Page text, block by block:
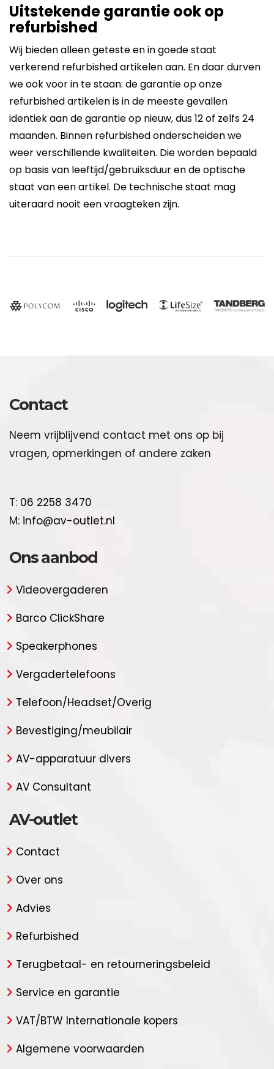
Uitstekende garantie ook op
refurbished
Wij bieden alleen geteste en in goede staat
verkerend refurbished artikelen aan. En daar durven
we ook voor in te staan: de garantie op onze
refurbished artikelen is in de meeste gevallen
identiek aan de garantie op nieuw, dus 12 of zelfs 24
maanden. Binnen refurbished onderscheiden we
weer verschillende kwaliteiten. Die worden bepaald
op basis van leeftijd/gebruiksduur en de optische
staat van een artikel. De technische staat mag
uiteraard nooit een vraagteken zijn.
Contact
Neem vrijblijvend contact met ons op bij
vragen, opmerkingen of andere zaken
T: 06 2258 3470
M: info@av-outlet.nl
Ons aanbod
Videovergaderen
Barco ClickShare
Speakerphones
Vergadertelefoons
Telefoon/Headset/Overig
Bevestiging/meubilair
AV-apparatuur divers
AV Consultant
AV-outlet
Contact
Over ons
Advies
Refurbished
Terugbetaal- en retourneringsbeleid
Service en garantie
VAT/BTW Internationale kopers
Algemene voorwaarden